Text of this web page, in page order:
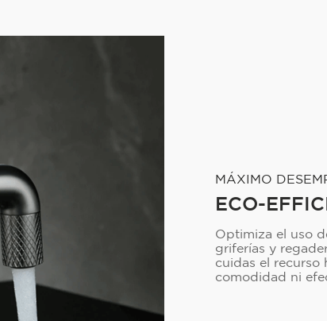
MÁXIMO
ECO-
Optimiza el uso
griferías y
cuidas el recurso
comodidad ni